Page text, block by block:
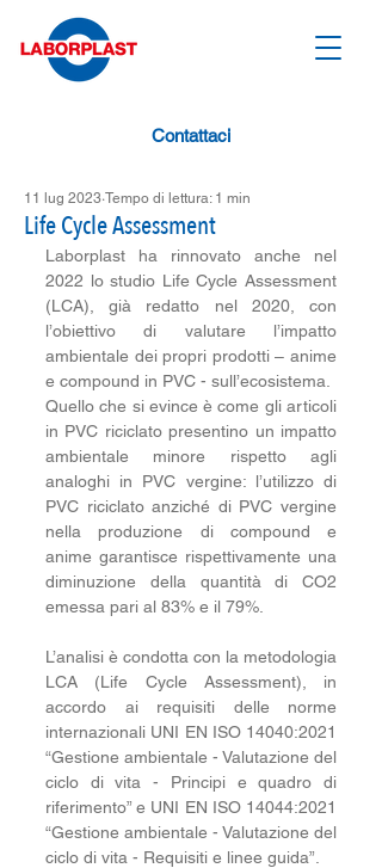
Contattaci
Life Cycle Assessment
11 lug 2023 Tempo di lettura: 1 min
Laborplast ha rinnovato anche nel
2022 lo studio Life Cycle Assessment
(LCA), già redatto nel 2020, con
l’obiettivo di valutare l’impatto
ambientale dei propri prodotti – anime
e compound in PVC - sull’ecosistema.
Quello che si evince è come gli articoli
in PVC riciclato presentino un impatto
ambientale minore rispetto agli
analoghi in PVC vergine: l’utilizzo di
PVC riciclato anziché di PVC vergine
nella produzione di compound e
anime garantisce rispettivamente una
diminuzione della quantità di CO2
emessa pari al 83% e il 79%.
L’analisi è condotta con la metodologia
LCA (Life Cycle Assessment), in
accordo ai requisiti delle norme
internazionali UNI EN ISO 14040:2021
“Gestione ambientale - Valutazione del
ciclo di vita - Principi e quadro di
riferimento” e UNI EN ISO 14044:2021
“Gestione ambientale - Valutazione del
ciclo di vita - Requisiti e linee guida”.